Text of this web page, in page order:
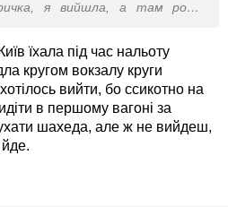
я вийшла, а там роса,
не видно, а над потягом
з вагону. Відмовляюс
їхала під час нальоту
кругом вокзалу круги
вийти, бо ссикотно на
в першому вагоні за
шахеда, але ж не вийдеш,
йде.